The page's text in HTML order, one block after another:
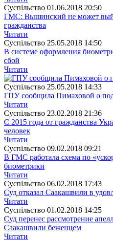
Суспiльство 01.06.2018 20:50
ГМС: Вышинский не может
гражданства
Читати
Суспiльство 25.05.2018 14:50
В системе оформления
сбой
Читати
Суспiльство 25.05.2018 14:33
ГПУ сообщила Пимаховой о
Читати
Суспiльство 23.02.2018 21:36
С 2015 года от гражданства
человек
Читати
Суспiльство 09.02.2018 09:21
В ГМС работала схема по
биометрики
Читати
Суспiльство 06.02.2018 17:43
Суд отказал Саакашвили в
Читати
Суспiльство 01.02.2018 14:25
Суд перенес рассмотрение
Саакашвили беженцем
Читати